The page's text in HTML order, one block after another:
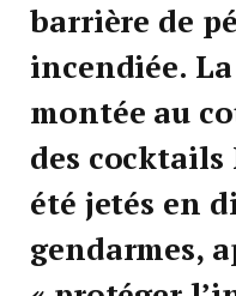
barrière de
incendiée.
montée au
des
été jetés en
gendarmes,